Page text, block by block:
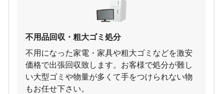
不用品回収・粗大ゴミ処分
不用になった家電・家具や粗大ゴミなどを激安
価格で出張回収致します。お客様で処分が難し
い大型ゴミや物量が多くて手をつけられない物
もお任せ下さい。